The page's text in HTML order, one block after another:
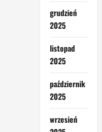
grudzień
2025
listopad
2025
październik
2025
wrzesień